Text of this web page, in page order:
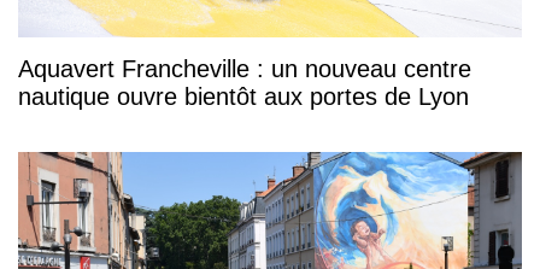
Aquavert Francheville : un nouveau centre
nautique ouvre bientôt aux portes de Lyon